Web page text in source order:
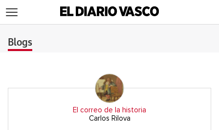
Blogs
El correo de la historia
Carlos Rilova